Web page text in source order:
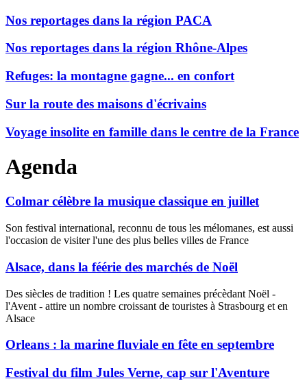
Nos reportages dans la région PACA
Nos reportages dans la région Rhône-Alpes
Refuges: la montagne gagne... en confort
Sur la route des maisons d'écrivains
Voyage insolite en famille dans le centre de la France
Agenda
Colmar célèbre la musique classique en juillet
Son festival international, reconnu de tous les mélomanes, est aussi
l'occasion de visiter l'une des plus belles villes de France
Alsace, dans la féérie des marchés de Noël
Des siècles de tradition ! Les quatre semaines précèdant Noël -
l'Avent - attire un nombre croissant de touristes à Strasbourg et en
Alsace
Orleans : la marine fluviale en fête en septembre
Festival du film Jules Verne, cap sur l'Aventure